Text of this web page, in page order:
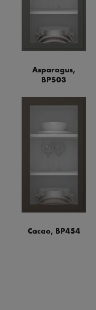
Asparagus,
BP503
Cacao, BP454